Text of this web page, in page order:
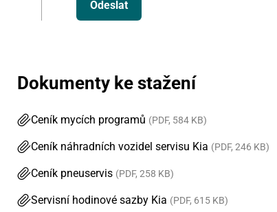
Dokumenty ke stažení
Ceník mycích programů (PDF, 584 KB)
Ceník náhradních vozidel servisu Kia (PDF, 246 KB)
Ceník pneuservis (PDF, 258 KB)
Servisní hodinové sazby Kia (PDF, 615 KB)